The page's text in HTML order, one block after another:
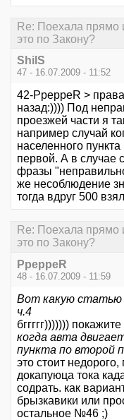
Re: Поехала прямо
это по Закону?
ShilS
47 - 16.07.2009 - 11:52
42-PpeppeR >
назад:)))) Под
проезжей части я
например случай
населенного
первой. А в случае
фразы
же несоблюдение
тогда вдруг 500
Re: Поехала прямо
это по Закону?
PpeppeR
48 - 16.07.2009 - 11:59
Вот какую статью
ч.4
бггггг)))))))
когда авта
пункта по второй
это стоит
докапуюца тока
содрать. как
брызкавики или
остальное №46 ;)